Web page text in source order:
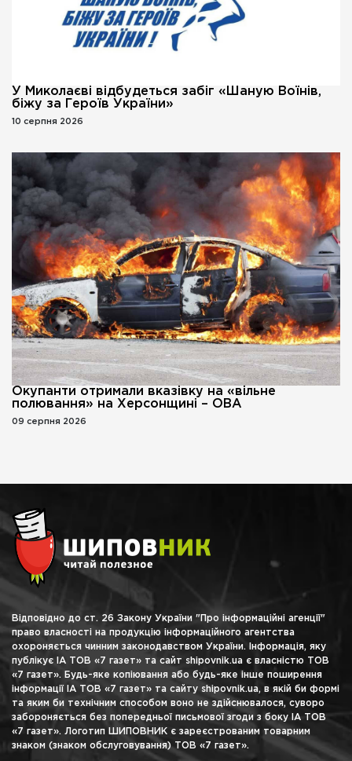
У Миколаєві відбудеться забіг «Шаную Воїнів,
біжу за Героїв України»
10 серпня 2026
Окупанти отримали вказівку на «вільне
полювання» на Херсонщині – ОВА
09 серпня 2026
Відповідно до ст. 26 Закону України "Про інформаційні агенції"
право власності на продукцію інформаційного агентства
охороняється чинним законодавством України. Інформація, яку
публікує ІА ТОВ «7 газет» та сайт shipovnik.ua є власністю ТОВ
«7 газет». Будь-яке копіювання або будь-яке інше поширення
інформації ІА ТОВ «7 газет» та сайту shipovnik.ua, в якій би формі
та яким би технічним способом воно не здійснювалося, суворо
забороняється без попередньої письмової згоди з боку ІА ТОВ
«7 газет». Логотип ШИПОВНИК є зареєстрованим товарним
знаком (знаком обслуговування) ТОВ «7 газет».